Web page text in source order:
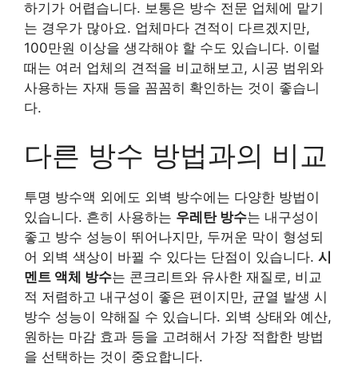
하기가 어렵습니다. 보통은 방수 전문 업체에 맡기
는 경우가 많아요. 업체마다 견적이 다르겠지만,
100만원 이상을 생각해야 할 수도 있습니다. 이럴
때는 여러 업체의 견적을 비교해보고, 시공 범위와
사용하는 자재 등을 꼼꼼히 확인하는 것이 좋습니
다.
다른 방수 방법과의 비교
투명 방수액 외에도 외벽 방수에는 다양한 방법이
있습니다. 흔히 사용하는 우레탄 방수는 내구성이
좋고 방수 성능이 뛰어나지만, 두꺼운 막이 형성되
어 외벽 색상이 바뀔 수 있다는 단점이 있습니다. 시
멘트 액체 방수는 콘크리트와 유사한 재질로, 비교
적 저렴하고 내구성이 좋은 편이지만, 균열 발생 시
방수 성능이 약해질 수 있습니다. 외벽 상태와 예산,
원하는 마감 효과 등을 고려해서 가장 적합한 방법
을 선택하는 것이 중요합니다.